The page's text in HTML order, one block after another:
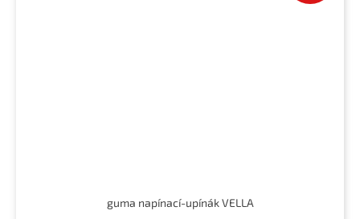
guma napínací-upínák VELLA